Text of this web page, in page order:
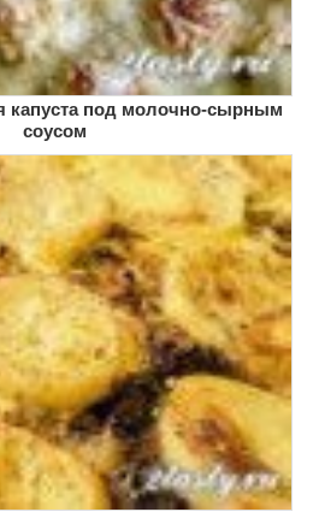
капуста под молочно-сырным
соусом